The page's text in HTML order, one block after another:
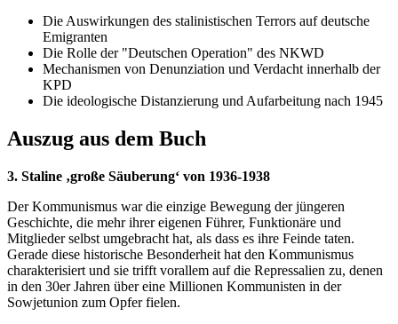
Die Auswirkungen des stalinistischen Terrors auf deutsche
Emigranten
Die Rolle der "Deutschen Operation" des NKWD
Mechanismen von Denunziation und Verdacht innerhalb der
KPD
Die ideologische Distanzierung und Aufarbeitung nach 1945
Auszug aus dem Buch
3. Staline ‚große Säuberung‘ von 1936-1938
Der Kommunismus war die einzige Bewegung der jüngeren
Geschichte, die mehr ihrer eigenen Führer, Funktionäre und
Mitglieder selbst umgebracht hat, als dass es ihre Feinde taten.
Gerade diese historische Besonderheit hat den Kommunismus
charakterisiert und sie trifft vorallem auf die Repressalien zu, denen
in den 30er Jahren über eine Millionen Kommunisten in der
Sowjetunion zum Opfer fielen.